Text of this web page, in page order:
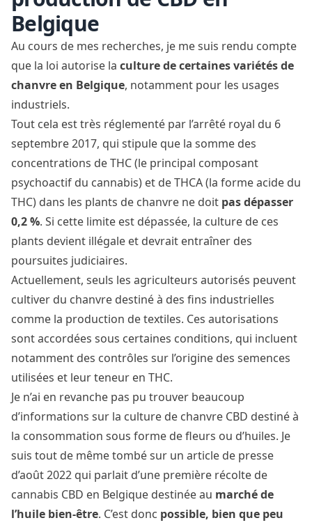
Belgique
Au cours de mes recherches, je me suis rendu compte
que la loi autorise la culture de certaines variétés de
chanvre en Belgique, notamment pour les usages
industriels.
Tout cela est très réglementé par l’arrêté royal du 6
septembre 2017, qui stipule que la somme des
concentrations de THC (le principal composant
psychoactif du cannabis) et de THCA (la forme acide du
THC) dans les plants de chanvre ne doit pas dépasser
0,2 %. Si cette limite est dépassée, la culture de ces
plants devient illégale et devrait entraîner des
poursuites judiciaires.
Actuellement, seuls les agriculteurs autorisés peuvent
cultiver du chanvre destiné à des fins industrielles
comme la production de textiles. Ces autorisations
sont accordées sous certaines conditions, qui incluent
notamment des contrôles sur l’origine des semences
utilisées et leur teneur en THC.
Je n’ai en revanche pas pu trouver beaucoup
d’informations sur la culture de chanvre CBD destiné à
la consommation sous forme de fleurs ou d’huiles. Je
suis tout de même tombé sur un article de presse
d’août 2022 qui parlait d’une première récolte de
cannabis CBD en Belgique destinée au marché de
l’huile bien-être. C’est donc possible, bien que peu